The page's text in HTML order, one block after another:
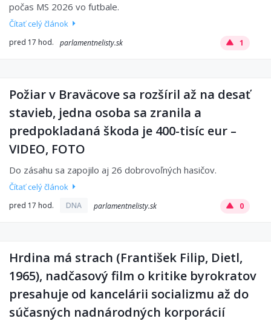
počas MS 2026 vo futbale.
Čítať celý článok
pred 17 hod. parlamentnelisty.sk 1
Požiar v Braväcove sa rozšíril až na desať
stavieb, jedna osoba sa zranila a
predpokladaná škoda je 400-tisíc eur –
VIDEO, FOTO
Do zásahu sa zapojilo aj 26 dobrovoľných hasičov.
Čítať celý článok
pred 17 hod. DNA parlamentnelisty.sk 0
Hrdina má strach (František Filip, Dietl,
1965), nadčasový film o kritike byrokratov
presahuje od kancelárii socializmu až do
súčasných nadnárodných korporácií